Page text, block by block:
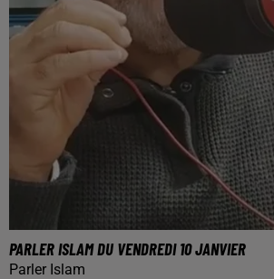
PARLER ISLAM DU VENDREDI 10 JANVIER
Parler Islam